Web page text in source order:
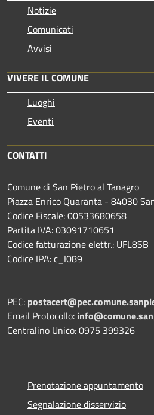
Notizie
Comunicati
Avvisi
VIVERE IL COMUNE
Luoghi
Eventi
CONTATTI
Comune di San Pietro al Tanagro
Piazza Enrico Quaranta - 84030
Codice Fiscale: 00533680658
Partita IVA: 03091710651
Codice fatturazione elettr.: UFL8SB
Codice IPA: c_I089
PEC:
Email Protocollo:
Centralino Unico: 0975 399326
Prenotazione appuntamento
Segnalazione disservizio